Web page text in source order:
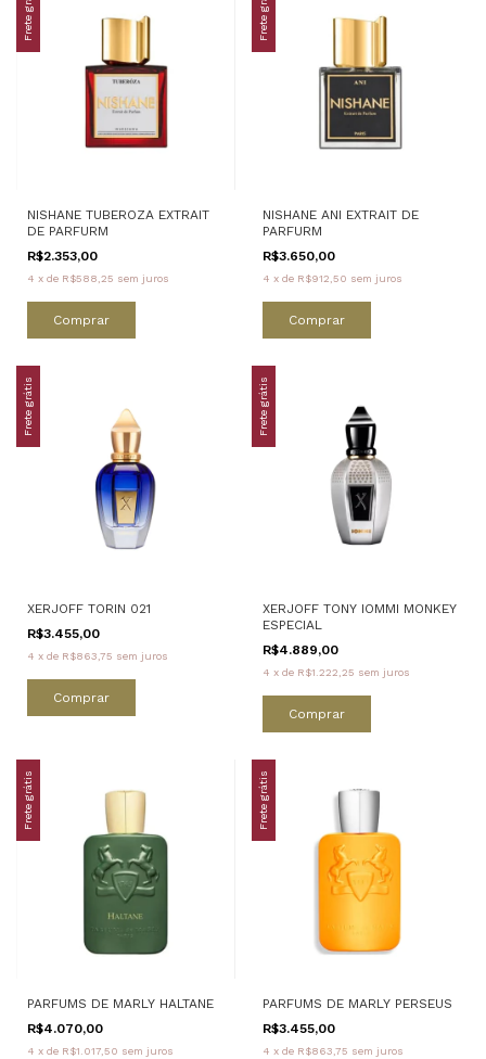
NISHANE TUBEROZA EXTRAIT
DE PARFURM
R$2.353,00
4 x de R$588,25 sem juros
Comprar
NISHANE ANI EXTRAIT DE
PARFURM
R$3.650,00
4 x de R$912,50 sem juros
Comprar
Frete grátis
XERJOFF TORIN 021
R$3.455,00
4 x de R$863,75 sem juros
Comprar
Frete grátis
XERJOFF TONY IOMMI MONKEY
ESPECIAL
R$4.889,00
4 x de R$1.222,25 sem juros
Comprar
Frete grátis
PARFUMS DE MARLY HALTANE
R$4.070,00
4 x de R$1.017,50 sem juros
Frete grátis
PARFUMS DE MARLY PERSEUS
R$3.455,00
4 x de R$863,75 sem juros